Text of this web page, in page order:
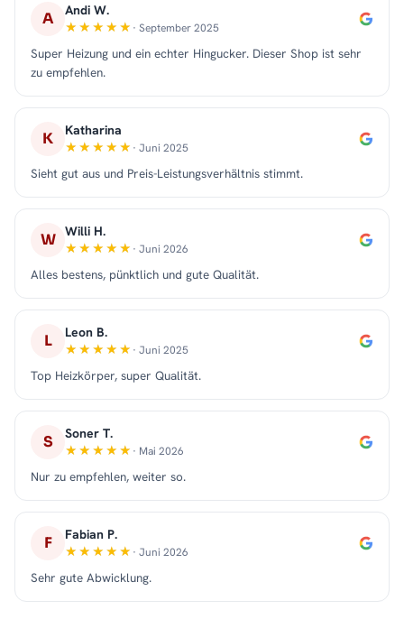
A Andi W.
· September 2025
Super Heizung und ein echter Hingucker. Dieser Shop ist sehr
zu empfehlen.
K Katharina
· Juni 2025
Sieht gut aus und Preis-Leistungsverhältnis stimmt.
W Willi H.
· Juni 2026
Alles bestens, pünktlich und gute Qualität.
L Leon B.
· Juni 2025
Top Heizkörper, super Qualität.
S Soner T.
· Mai 2026
Nur zu empfehlen, weiter so.
F Fabian P.
· Juni 2026
Sehr gute Abwicklung.